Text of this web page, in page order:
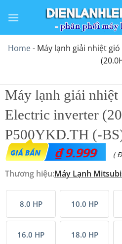
qua
dungHome- Máy lạnh giải nhiệt
Máy lạnh giải
Electric inverter
P500YKD.TH (-
₫9.999 (
Thương hiệu:Máy Lạnh
8.0 HP 10.0 HP
16.0 HP 18.0 HP